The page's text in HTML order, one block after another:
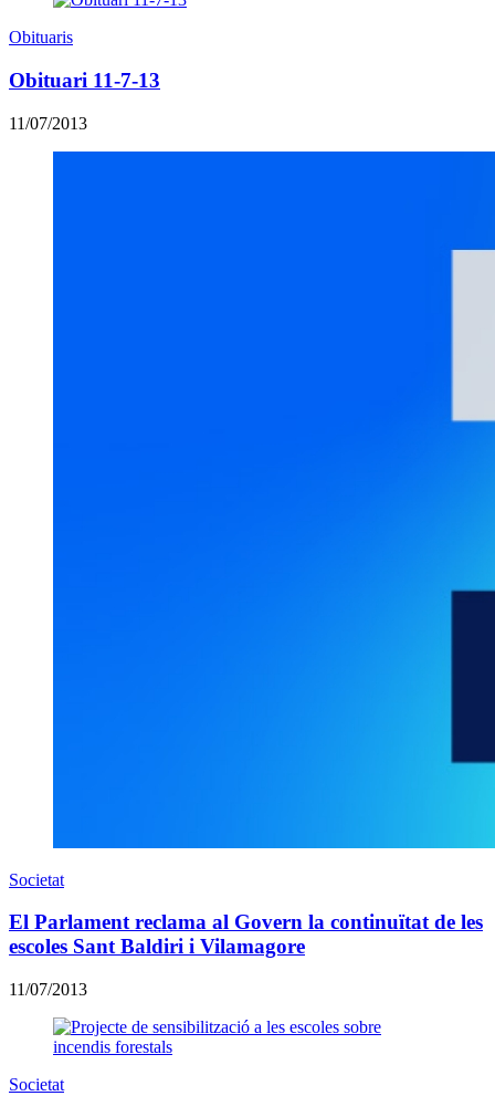
Obituaris
Obituari 11-7-13
11/07/2013
Societat
El Parlament reclama al Govern la continuïtat de les
escoles Sant Baldiri i Vilamagore
11/07/2013
Societat